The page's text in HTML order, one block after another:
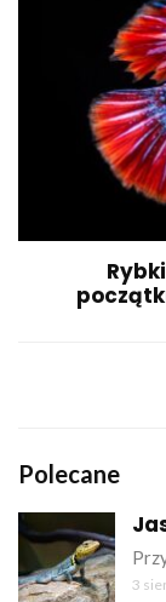
Polecane
3